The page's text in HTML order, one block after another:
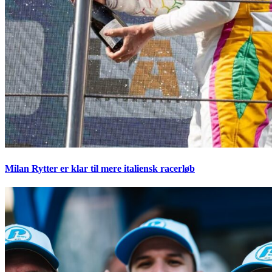
Milan Rytter er klar til mere italiensk racerløb